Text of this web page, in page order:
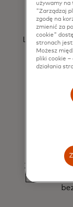
Ludzie chcą,
używamy na
"Zarządzaj
zgodę na
zmienić za
cookie"
stronach
Możesz
pliki cookie
działania